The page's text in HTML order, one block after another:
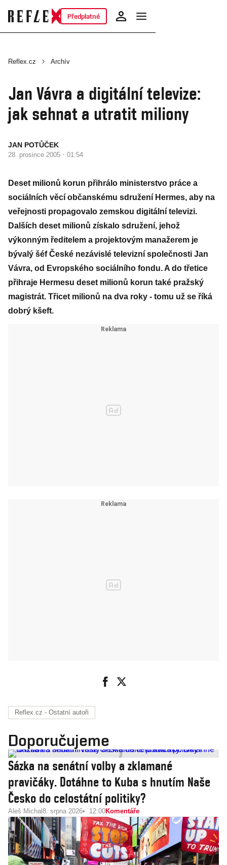
Předplatné
Reflex.cz Archív
Jan Vávra a digitální televize:
jak sehnat a utratit miliony
JAN POTŮČEK
28. prosince 2005 · 01:54
Deset milionů korun přihrálo ministerstvo práce a
sociálních věcí občanskému sdružení Hermes, aby na
veřejnosti propagovalo zemskou digitální televizi.
Dalších deset milionů získalo sdružení, jehož
výkonným ředitelem a projektovým manažerem je
bývalý šéf České nezávislé televizní společnosti Jan
Vávra, od Evropského sociálního fondu. A do třetice
přihraje Hermesu deset milionů korun také pražský
magistrát. Třicet milionů na dva roky - tomu už se říká
dobrý kšeft.
Reflex.cz - Ostatní autoři
Doporučujeme
Sázka na senátní volby a zklamané
pravičáky. Dotáhne to Kuba s hnutím Naše
Česko do celostátní politiky?
Aleš Michal 8. srpna 2026 12:00Komentáře